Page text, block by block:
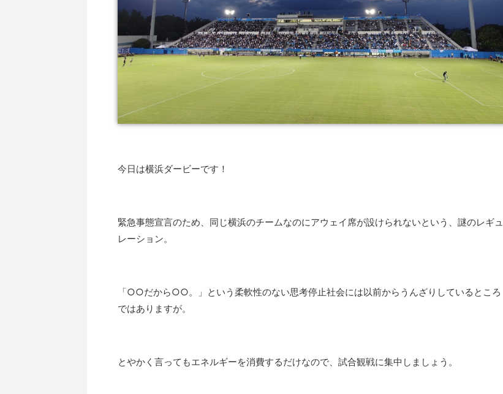
今日は横浜ダービーです！
緊急事態宣言のため、同じ横浜のチームなのにアウェイ席が設けられないという、謎のレギュ
レーション。
「○○だから○○。」という柔軟性のない思考停止社会には以前からうんざりしているところ
ではありますが。
とやかく言ってもエネルギーを消費するだけなので、試合観戦に集中しましょう。